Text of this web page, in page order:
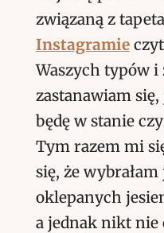
związaną z
Instagramie
Waszych typów i
zastanawiam się,
będę w stanie
Tym razem mi
się, że
oklepanych
a jednak nikt nie